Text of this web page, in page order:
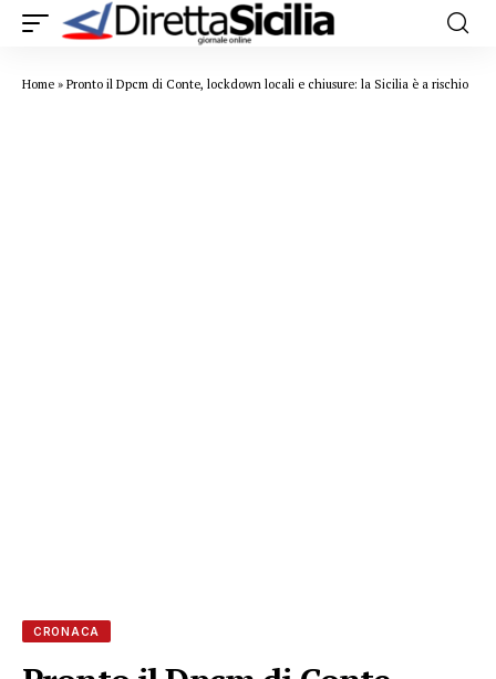
Home » Pronto il Dpcm di Conte, lockdown locali e chiusure: la Sicilia è a rischio
CRONACA